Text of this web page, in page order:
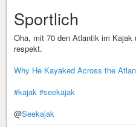
Sportlich
Oha, mit 70 den Atlantik im Kajak
respekt.
Why He Kayaked Across the
#kajak #seekajak
@Seekajak